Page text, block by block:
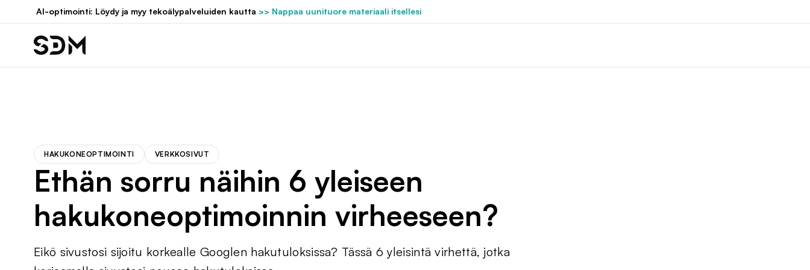
sisältöön
AI-optimointi: Löydy ja myy tekoälypalveluiden kautta >> Nappaa uunituore materiaali itsellesi
HAKUKONEOPTIMOINTI VERKKOSIVUT
Ethän sorru näihin 6 yleiseen
hakukoneoptimoinnin virheeseen?
Eikö sivustosi sijoitu korkealle Googlen hakutuloksissa? Tässä 6 yleisintä virhettä, jotka